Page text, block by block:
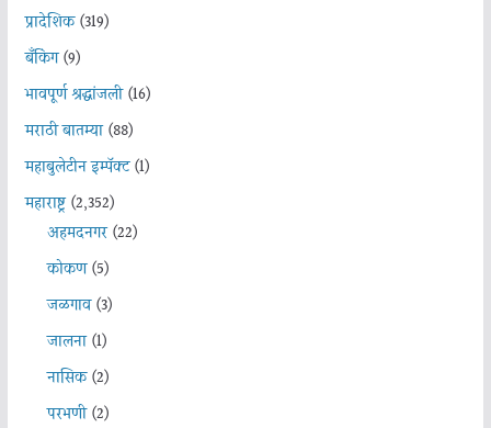
प्रादेशिक(319)
बँकिंग(9)
भावपूर्ण श्रद्धांजली(16)
मराठी बातम्या(88)
महाबुलेटीन इम्पॅक्ट(1)
महाराष्ट्र(2,352)
अहमदनगर(22)
कोकण(5)
जळगाव(3)
जालना(1)
नासिक(2)
परभणी(2)